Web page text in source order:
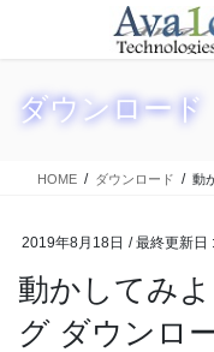
ダウンロード
HOME ダウンロード 動
2019年8月18日 / 最終更新日 :
動かしてみ
グ ダウンロ